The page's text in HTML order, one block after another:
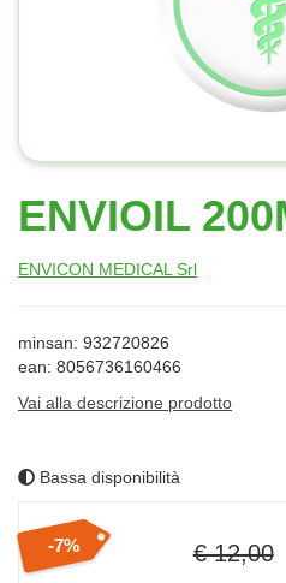
ENVIOIL
ENVICON MEDICAL Srl
minsan: 932720826
ean: 8056736160466
Vai alla descrizione prodotto
Bassa disponibilità
Sconto
7% € 12,00